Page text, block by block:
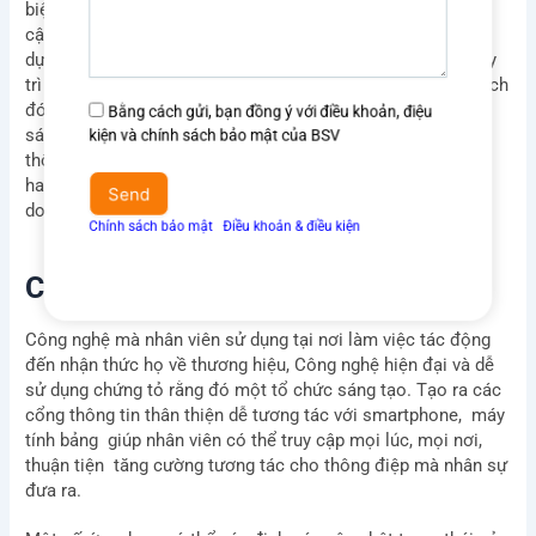
biệt là các tổ chức đa quốc gia, đang tạo ra một cách tiếp
cận thống nhất để giao tiếp với nhân viên. Hành trình xây
dựng thương hiệu và truyền thông nội bộ nhân viên phải duy
trì tính nhất quán và xây dựng được bản sắc riêng. Bằng cách
đó, mỗi khi một nhân viên nhận được thông tin về chính
sách, thủ tục hoặc tin tức của công ty, cho dù họ truy cập
thông tin đó ở California hay Canada hay Vương quốc Anh
hay Philipin, họ đều có thể dễ dàng tương thông điệp của
doanh nghiệp.
Công nghệ
Công nghệ mà nhân viên sử dụng tại nơi làm việc tác động
đến nhận thức họ về thương hiệu, Công nghệ hiện đại và dễ
sử dụng chứng tỏ rằng đó một tổ chức sáng tạo. Tạo ra các
cổng thông tin thân thiện dễ tương tác với smartphone, máy
tính bảng giúp nhân viên có thể truy cập mọi lúc, mọi nơi,
thuận tiện tăng cường tương tác cho thông điệp mà nhân sự
đưa ra.
Đồng
điều
khoản
Bằng cách gửi, bạn đồng ý với điều khoản, điệu
Send